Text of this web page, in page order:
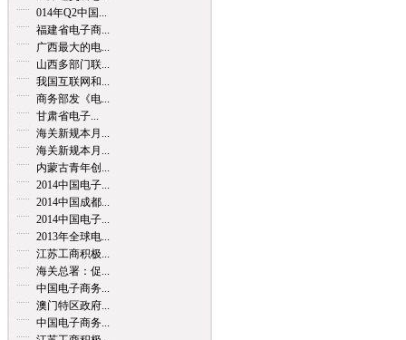
014年Q2中国...
福建省电子商...
广西最大的电...
山西多部门联...
我国互联网和...
商务部发《电...
甘肃省电子...
海关新规本月...
海关新规本月...
内蒙古青年创...
2014中国电子...
2014中国成都...
2014中国电子...
2013年全球电...
江苏工商积极...
海关总署：促...
中国电子商务...
澳门特区政府...
中国电子商务...